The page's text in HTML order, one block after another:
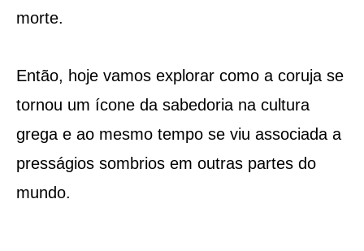
morte.
Então, hoje vamos explorar como a coruja se
tornou um ícone da sabedoria na cultura
grega e ao mesmo tempo se viu associada a
presságios sombrios em outras partes do
mundo.